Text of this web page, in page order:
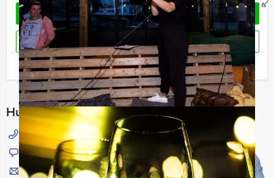
OFFERTE AANVRAGEN
RESERVEREN
Ik heb een vraag over dit uitje
Hulp nodig bij het kiezen?
015 204 40 00
Chat met Jeroen
Stuur ons een mailtje